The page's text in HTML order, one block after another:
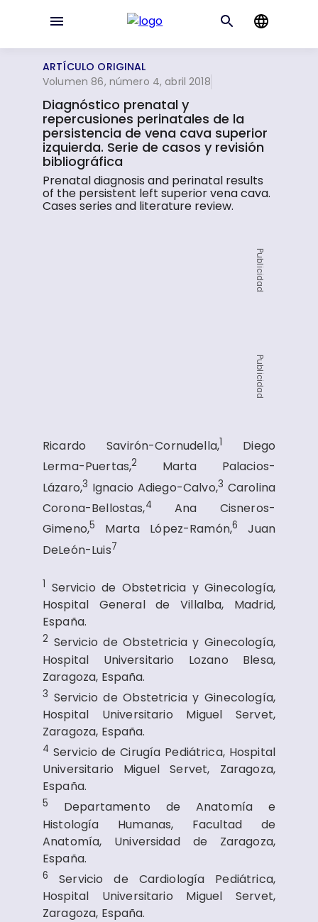
ARTÍCULO ORIGINAL
Volumen 86, número 4, abril 2018
Diagnóstico prenatal y
repercusiones perinatales de la
persistencia de vena cava superior
izquierda. Serie de casos y revisión
bibliográfica
Prenatal diagnosis and perinatal results
of the persistent left superior vena cava.
Cases series and literature review.
Publicidad
Publicidad
Ricardo Savirón-Cornudella,1
Diego
Lerma-Puertas,2
Marta Palacios-
Lázaro,3 Ignacio Adiego-Calvo,3 Carolina
Corona-Bellostas,4
Ana Cisneros-
Gimeno,5 Marta López-Ramón,6
Juan
DeLeón-Luis7
1 Servicio de Obstetricia y Ginecología,
Hospital General de Villalba, Madrid,
España.
2 Servicio de Obstetricia y Ginecología,
Hospital Universitario Lozano Blesa,
Zaragoza, España.
3 Servicio de Obstetricia y Ginecología,
Hospital Universitario Miguel Servet,
Zaragoza, España.
4 Servicio de Cirugía Pediátrica, Hospital
Universitario Miguel Servet, Zaragoza,
España.
5 Departamento de Anatomía e
Histología Humanas, Facultad de
Anatomía, Universidad de Zaragoza,
España.
6
Servicio de Cardiología Pediátrica,
Hospital Universitario Miguel Servet,
Zaragoza, España.